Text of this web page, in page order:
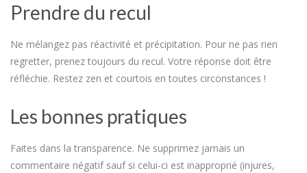
Prendre du recul
Ne mélangez pas réactivité et précipitation. Pour ne pas rien
regretter, prenez toujours du recul. Votre réponse doit être
réfléchie. Restez zen et courtois en toutes circonstances !
Les bonnes pratiques
Faites dans la transparence. Ne supprimez jamais un
commentaire négatif sauf si celui-ci est inapproprié (injures,